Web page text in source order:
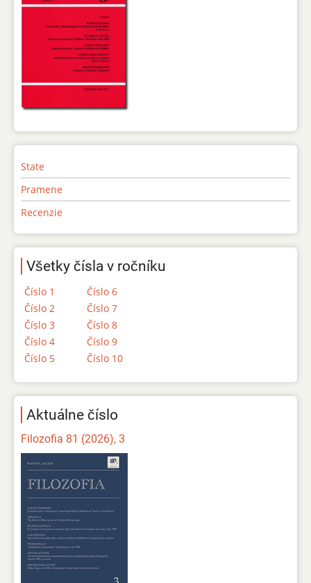
State
Pramene
Recenzie
Všetky čísla v ročníku
Číslo 1
Číslo 2
Číslo 3
Číslo 4
Číslo 5
Číslo 6
Číslo 7
Číslo 8
Číslo 9
Číslo 10
Aktuálne číslo
Filozofia 81 (2026), 3